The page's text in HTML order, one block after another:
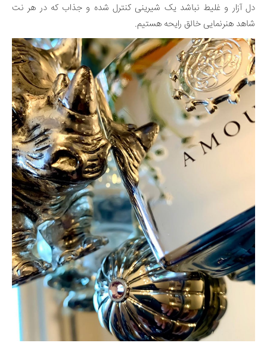
دل آزار و غلیط نباشد یک شیرینی کنترل شده و جذاب که در هر نت
شاهد هنرنمایی خالق رایحه هستیم.